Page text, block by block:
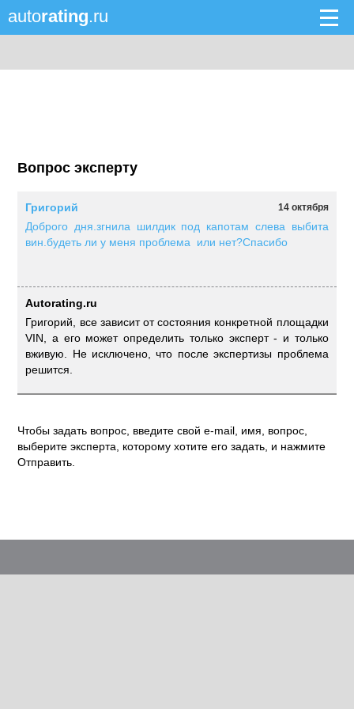
autorating.ru
Вопрос эксперту
14 октября
Григорий
Доброго дня.згнила шилдик под капотам слева выбита
вин.будеть ли у меня проблема или нет?Спасибо
Autorating.ru
Григорий, все зависит от состояния конкретной площадки
VIN, а его может определить только эксперт - и только
вживую. Не исключено, что после экспертизы проблема
решится.
Чтобы задать вопрос, введите свой e-mail, имя, вопрос,
выберите эксперта, которому хотите его задать, и нажмите
Отправить.